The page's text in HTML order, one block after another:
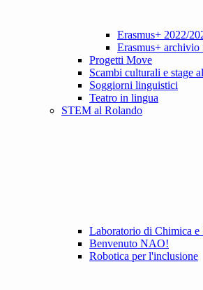
Erasmus+ 2022/
Erasmus+ archivio
Progetti Move
Scambi culturali e stage
Soggiorni linguistici
Teatro in lingua
STEM al Rolando
Laboratorio di Chimica e
Benvenuto NAO!
Robotica per l'inclusione